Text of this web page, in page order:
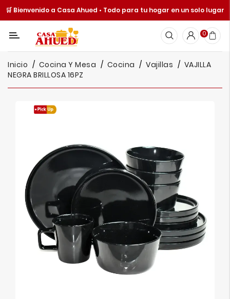
🛒 Bienvenido a Casa Ahued • Todo para tu hogar en un solo lugar
Categoría
Cocina
Y
Mesa
Juguetería
Ofertas
Catálogos
0
Inicio Cocina Y Mesa Cocina Vajillas
VAJILLA
NEGRA BRILLOSA 16PZ